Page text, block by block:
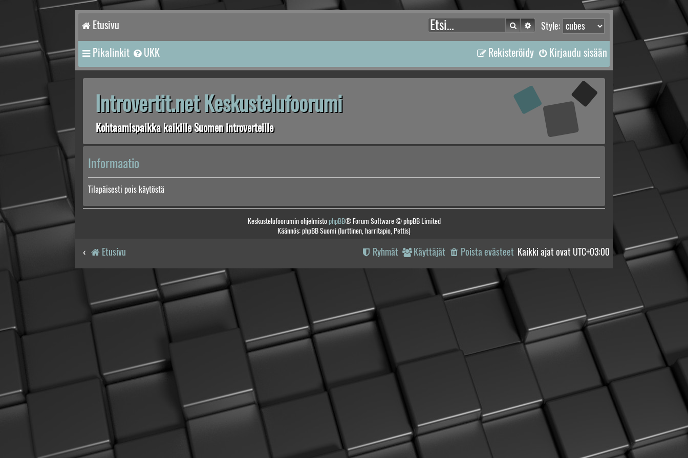
Etusivu Style:
Etsi Tarkennettu haku
Pikalinkit UKK Kirjaudu sisään
Rekisteröidy
Introvertit.net Keskustelufoorumi
Kohtaamispaikka kaikille Suomen introverteille
Informaatio
Tilapäisesti pois käytöstä
Keskustelufoorumin ohjelmistophpBB® Forum Software © phpBB Limited
Käännös: phpBB Suomi (lurttinen, harritapio, Pettis)
Etusivu Kaikki ajat ovat UTC+03:00
Poista evästeet
Käyttäjät
Ryhmät